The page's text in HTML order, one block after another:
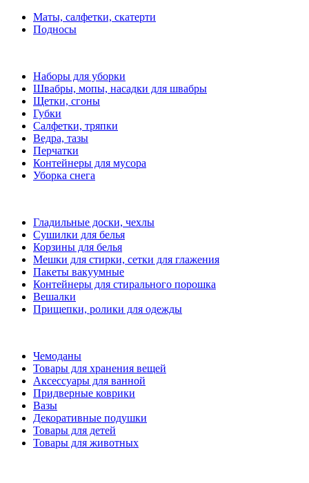
Маты, салфетки, скатерти
Подносы
Наборы для уборки
Швабры, мопы, насадки для швабры
Щетки, сгоны
Губки
Салфетки, тряпки
Ведра, тазы
Перчатки
Контейнеры для мусора
Уборка снега
Гладильные доски, чехлы
Сушилки для белья
Корзины для белья
Мешки для стирки, сетки для глажения
Пакеты вакуумные
Контейнеры для стирального порошка
Вешалки
Прищепки, ролики для одежды
Чемоданы
Товары для хранения вещей
Аксессуары для ванной
Придверные коврики
Вазы
Декоративные подушки
Товары для детей
Товары для животных